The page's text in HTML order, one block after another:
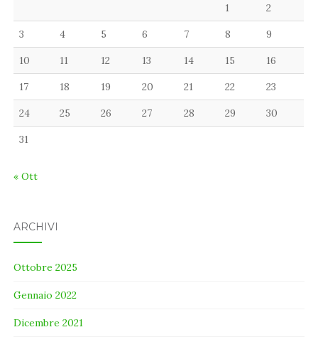
1 2
3 4 5 6 7 8 9
10 11 12 13 14 15 16
17 18 19 20 21 22 23
24 25 26 27 28 29 30
31
« Ott
ARCHIVI
Ottobre 2025
Gennaio 2022
Dicembre 2021